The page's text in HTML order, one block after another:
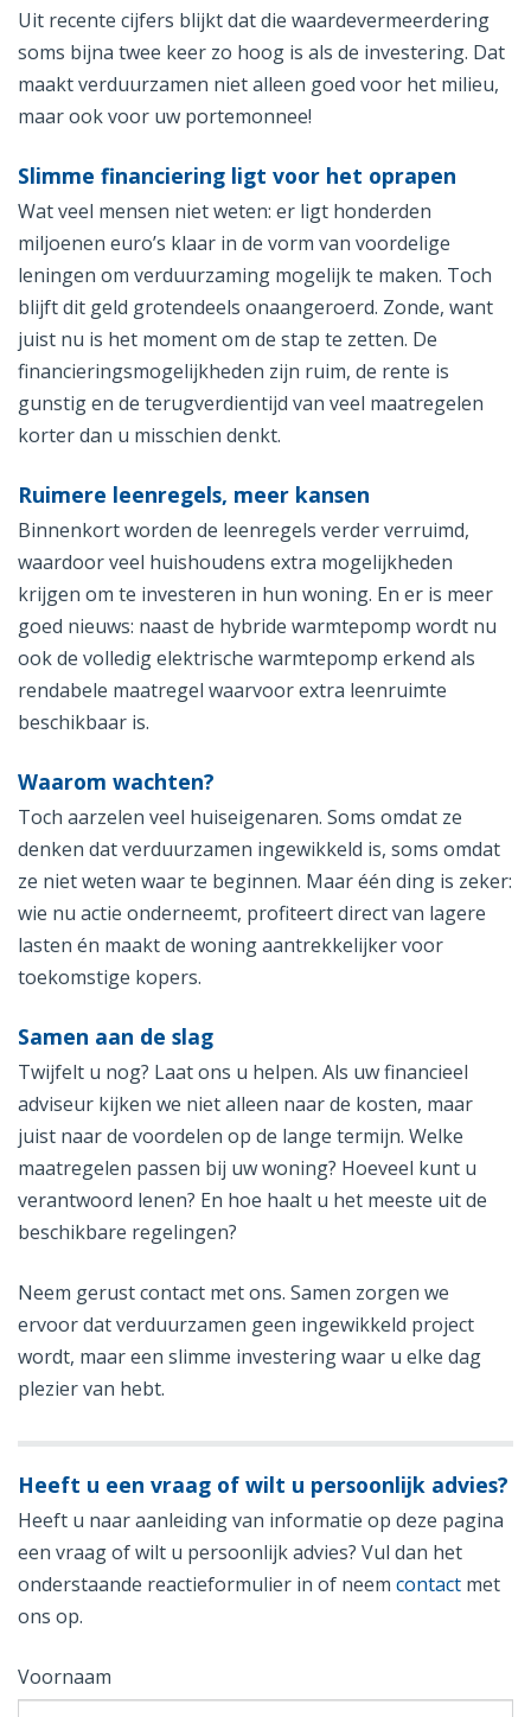
Uit recente cijfers blijkt dat die waardevermeerdering
soms bijna twee keer zo hoog is als de investering. Dat
maakt verduurzamen niet alleen goed voor het milieu,
maar ook voor uw portemonnee!
Slimme financiering ligt voor het oprapen
Wat veel mensen niet weten: er ligt honderden
miljoenen euro’s klaar in de vorm van voordelige
leningen om verduurzaming mogelijk te maken. Toch
blijft dit geld grotendeels onaangeroerd. Zonde, want
juist nu is het moment om de stap te zetten. De
financieringsmogelijkheden zijn ruim, de rente is
gunstig en de terugverdientijd van veel maatregelen
korter dan u misschien denkt.
Ruimere leenregels, meer kansen
Binnenkort worden de leenregels verder verruimd,
waardoor veel huishoudens extra mogelijkheden
krijgen om te investeren in hun woning. En er is meer
goed nieuws: naast de hybride warmtepomp wordt nu
ook de volledig elektrische warmtepomp erkend als
rendabele maatregel waarvoor extra leenruimte
beschikbaar is.
Waarom wachten?
Toch aarzelen veel huiseigenaren. Soms omdat ze
denken dat verduurzamen ingewikkeld is, soms omdat
ze niet weten waar te beginnen. Maar één ding is zeker:
wie nu actie onderneemt, profiteert direct van lagere
lasten én maakt de woning aantrekkelijker voor
toekomstige kopers.
Samen aan de slag
Twijfelt u nog? Laat ons u helpen. Als uw financieel
adviseur kijken we niet alleen naar de kosten, maar
juist naar de voordelen op de lange termijn. Welke
maatregelen passen bij uw woning? Hoeveel kunt u
verantwoord lenen? En hoe haalt u het meeste uit de
beschikbare regelingen?
Neem gerust contact met ons. Samen zorgen we
ervoor dat verduurzamen geen ingewikkeld project
wordt, maar een slimme investering waar u elke dag
plezier van hebt.
Heeft u een vraag of wilt u persoonlijk advies?
Heeft u naar aanleiding van informatie op deze pagina
een vraag of wilt u persoonlijk advies? Vul dan het
onderstaande reactieformulier in of neem contact met
ons op.
Voornaam